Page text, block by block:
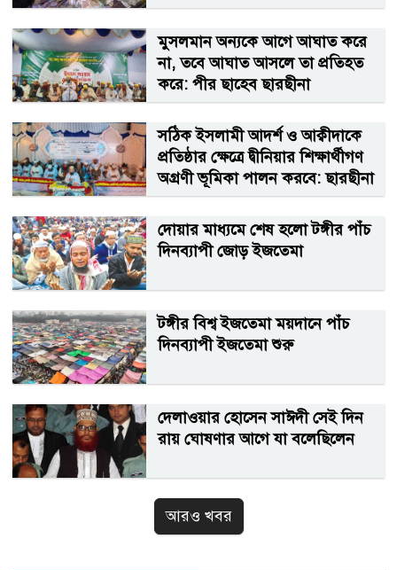
মুসলমান অন্যকে আগে আঘাত করে
না, তবে আঘাত আসলে তা প্রতিহত
করে: পীর ছাহেব ছারছীনা
সঠিক ইসলামী আদর্শ ও আক্বীদাকে
প্রতিষ্ঠার ক্ষেত্রে দ্বীনিয়ার শিক্ষার্থীগণ
অগ্রণী ভূমিকা পালন করবে: ছারছীনা
পীর
দোয়ার মাধ্যমে শেষ হলো টঙ্গীর পাঁচ
দিনব্যাপী জোড় ইজতেমা
টঙ্গীর বিশ্ব ইজতেমা ময়দানে পাঁচ
দিনব্যাপী ইজতেমা শুরু
দেলাওয়ার হোসেন সাঈদী সেই দিন
রায় ঘোষণার আগে যা বলেছিলেন
আরও খবর